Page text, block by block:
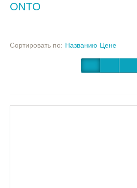
ONTO
Сортировать по: Названию Цене